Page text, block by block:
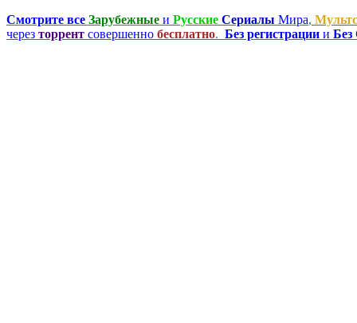
Смотрите все Зарубежные и Русские Сериалы Мира,
через торрент совершенно бесплатно. Без регистрации и